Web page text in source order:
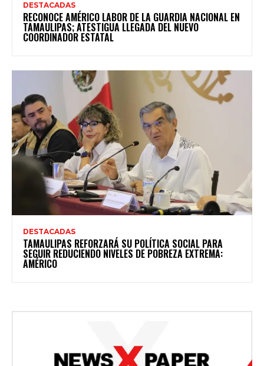
DESTACADAS
RECONOCE AMÉRICO LABOR DE LA GUARDIA NACIONAL EN
TAMAULIPAS; ATESTIGUA LLEGADA DEL NUEVO
COORDINADOR ESTATAL
DESTACADAS
TAMAULIPAS REFORZARÁ SU POLÍTICA SOCIAL PARA
SEGUIR REDUCIENDO NIVELES DE POBREZA EXTREMA:
AMÉRICO